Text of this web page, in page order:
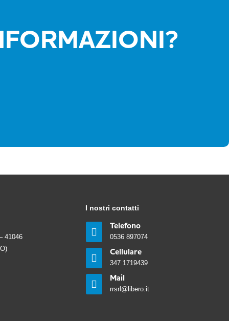
41046
I nostri contatti

Telefono
0536 897074

Cellulare
347 1719439

Mail
rrsrl@libero.it